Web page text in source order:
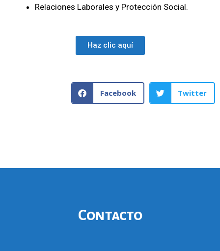
Relaciones Laborales y Protección Social.
Haz clic aquí
Facebook Twitter
Contacto